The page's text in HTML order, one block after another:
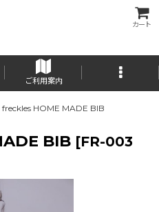
カート
ご利用案内
freckles HOME MADE BIB
BIB [FR-003